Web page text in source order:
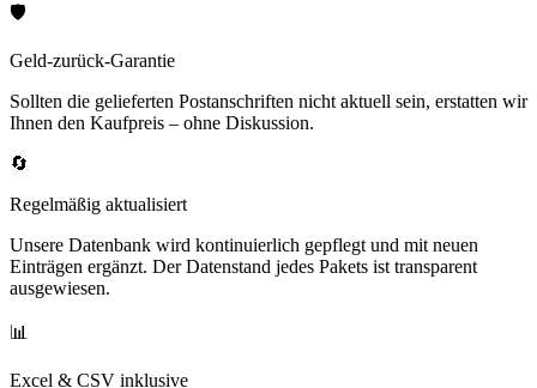
🛡️
Geld-zurück-Garantie
Sollten die gelieferten Postanschriften nicht aktuell sein, erstatten wir
Ihnen den Kaufpreis – ohne Diskussion.
🔄
Regelmäßig aktualisiert
Unsere Datenbank wird kontinuierlich gepflegt und mit neuen
Einträgen ergänzt. Der Datenstand jedes Pakets ist transparent
ausgewiesen.
📊
Excel & CSV inklusive